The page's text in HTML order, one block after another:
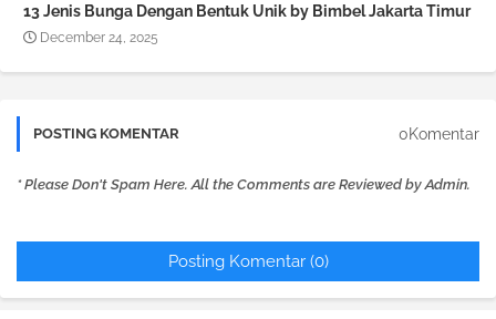
13 Jenis Bunga Dengan Bentuk Unik by Bimbel Jakarta Timur
December 24, 2025
POSTING KOMENTAR 0Komentar
* Please Don't Spam Here. All the Comments are Reviewed by Admin.
Posting Komentar (0)